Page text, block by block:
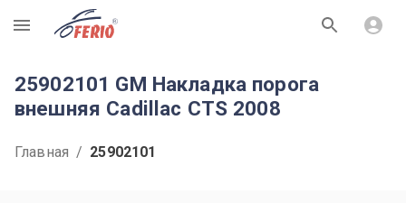
R
25902101 GM Накладка порога
внешняя Cadillac CTS 2008
Главная / 25902101